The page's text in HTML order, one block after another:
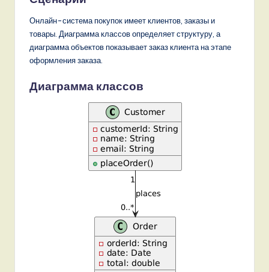
Онлайн-система покупок имеет клиентов, заказы и
товары. Диаграмма классов определяет структуру, а
диаграмма объектов показывает заказ клиента на этапе
оформления заказа.
Диаграмма классов